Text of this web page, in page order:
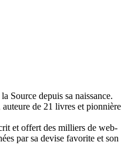
Source depuis sa naissance.
de 21 livres et pionnière
et offert des milliers de web-
par sa devise favorite et son